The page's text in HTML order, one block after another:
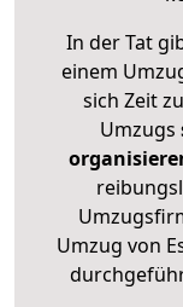
In der Tat
einem
sich Zeit
Umzugs
Umzug von